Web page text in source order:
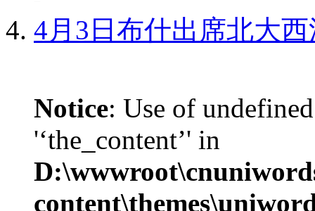
4月3日布什出席北大
Notice: Use of
'‘the_content’' in